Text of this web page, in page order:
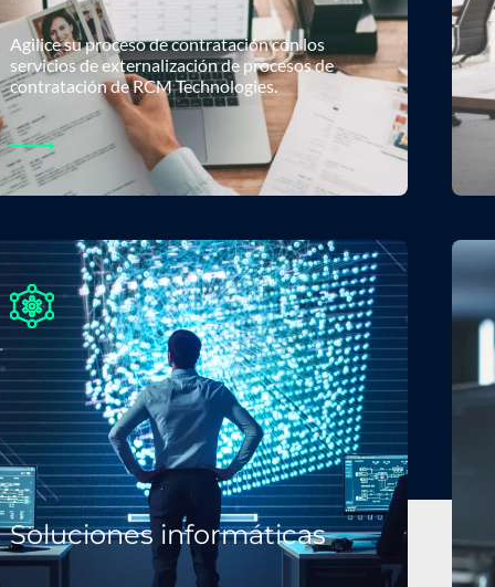
Agilice su proceso de contratación con los
servicios de externalización de procesos de
contratación de RCM Technologies.
Soluciones informáticas